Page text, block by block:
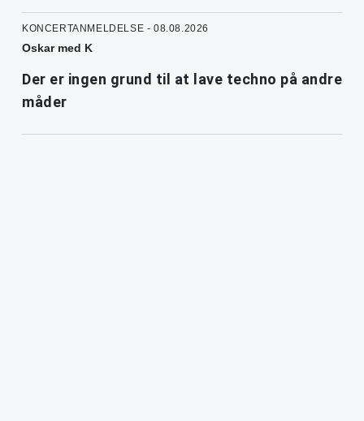
KONCERTANMELDELSE - 08.08.2026
Oskar med K
Der er ingen grund til at lave techno på andre
måder